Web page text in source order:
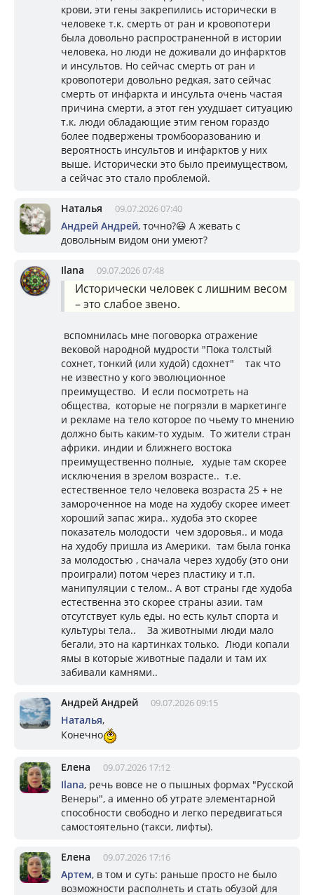
крови, эти гены закрепились исторически в
человеке т.к. смерть от ран и кровопотери
была довольно распространенной в истории
человека, но люди не доживали до инфарктов
и инсультов. Но сейчас смерть от ран и
кровопотери довольно редкая, зато сейчас
смерть от инфаркта и инсульта очень частая
причина смерти, а этот ген ухудшает ситуацию
т.к. люди обладающие этим геном гораздо
более подвержены тромбооразованию и
вероятность инсультов и инфарктов у них
выше. Исторически это было преимуществом,
а сейчас это стало проблемой.
Наталья 09.07.2026 07:40
Андрей Андрей, точно?😃 А жевать с
довольным видом они умеют?
Ilana 09.07.2026 07:48
Исторически человек с лишним весом
– это слабое звено.
вспомнилась мне поговорка отражение
вековой народной мудрости "Пока толстый
сохнет, тонкий (или худой) сдохнет" так что
не известно у кого эволюционное
преимущество. И если посмотреть на
общества, которые не погрязли в маркетинге
и рекламе на тело которое по чьему то мнению
должно быть каким-то худым. То жители стран
африки. индии и ближнего востока
преимущественно полные, худые там скорее
исключения в зрелом возрасте.. т.е.
естественное тело человека возраста 25 + не
замороченное на моде на худобу скорее имеет
хороший запас жира.. худоба это скорее
показатель молодости чем здоровья.. и мода
на худобу пришла из Америки. там была гонка
за молодостью , сначала через худобу (это они
проиграли) потом через пластику и т.п.
манипуляции с телом.. А вот страны где худоба
естественна это скорее страны азии. там
отсутствует куль еды. но есть культ спорта и
культуры тела.. За животными люди мало
бегали, это на картинках только. Люди копали
ямы в которые животные падали и там их
забивали камнями..
Андрей Андрей 09.07.2026 09:15
Наталья,
Конечно
Елена 09.07.2026 17:12
Ilana, речь вовсе не о пышных формах "Русской
Венеры", а именно об утрате элементарной
способности свободно и легко передвигаться
самостоятельно (такси, лифты).
Елена 09.07.2026 17:16
Артем, в том и суть: раньше просто не было
возможности располнеть и стать обузой для